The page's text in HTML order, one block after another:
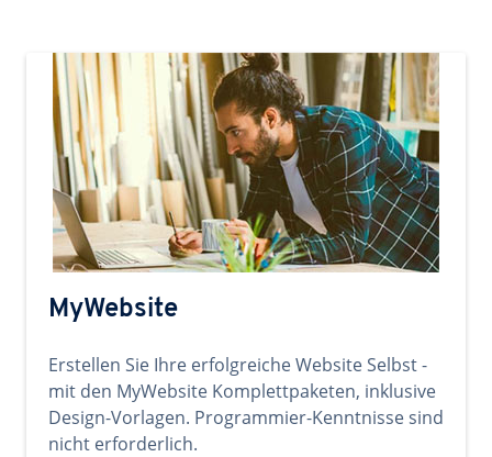
MyWebsite
Erstellen Sie Ihre erfolgreiche Website Selbst -
mit den MyWebsite Komplettpaketen, inklusive
Design-Vorlagen. Programmier-Kenntnisse sind
nicht erforderlich.